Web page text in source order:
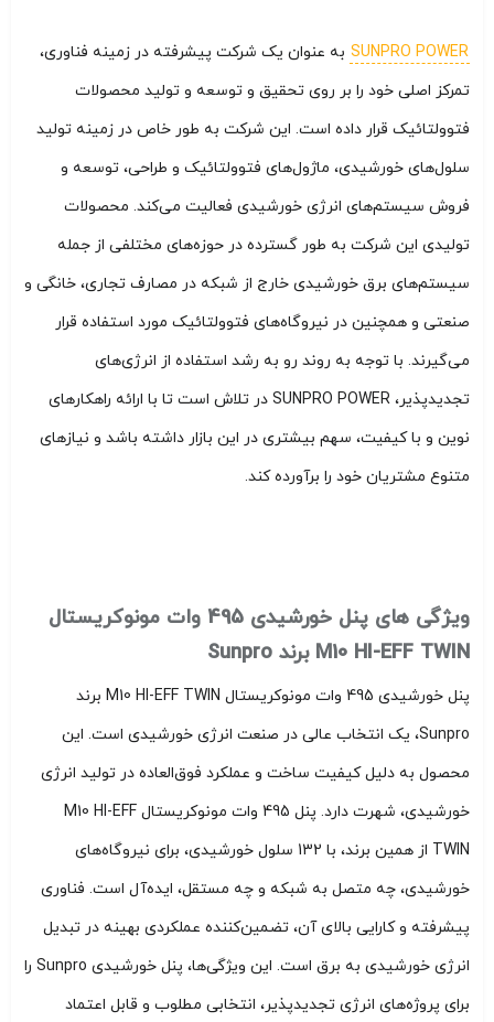
SUNPRO POWER به عنوان یک شرکت پیشرفته در زمینه فناوری،
تمرکز اصلی خود را بر روی تحقیق و توسعه و تولید محصولات
فتوولتائیک قرار داده است. این شرکت به طور خاص در زمینه تولید
سلول‌های خورشیدی، ماژول‌های فتوولتائیک و طراحی، توسعه و
فروش سیستم‌های انرژی خورشیدی فعالیت می‌کند. محصولات
تولیدی این شرکت به طور گسترده در حوزه‌های مختلفی از جمله
سیستم‌های برق خورشیدی خارج از شبکه در مصارف تجاری، خانگی و
صنعتی و همچنین در نیروگاه‌های فتوولتائیک مورد استفاده قرار
می‌گیرند. با توجه به روند رو به رشد استفاده از انرژی‌های
تجدیدپذیر، SUNPRO POWER در تلاش است تا با ارائه راهکارهای
نوین و با کیفیت، سهم بیشتری در این بازار داشته باشد و نیازهای
متنوع مشتریان خود را برآورده کند.
ویژگی های پنل خورشیدی 495 وات مونوکریستال
M10 HI-EFF TWIN برند Sunpro
پنل خورشیدی 495 وات مونوکریستال M10 HI-EFF TWIN برند
Sunpro، یک انتخاب عالی در صنعت انرژی خورشیدی است. این
محصول به دلیل کیفیت ساخت و عملکرد فوق‌العاده در تولید انرژی
خورشیدی، شهرت دارد. پنل 495 وات مونوکریستال M10 HI-EFF
TWIN از همین برند، با 132 سلول خورشیدی، برای نیروگاه‌های
خورشیدی، چه متصل به شبکه و چه مستقل، ایده‌آل است. فناوری
پیشرفته و کارایی بالای آن، تضمین‌کننده عملکردی بهینه در تبدیل
انرژی خورشیدی به برق است. این ویژگی‌ها، پنل خورشیدی Sunpro را
برای پروژه‌های انرژی تجدیدپذیر، انتخابی مطلوب و قابل اعتماد